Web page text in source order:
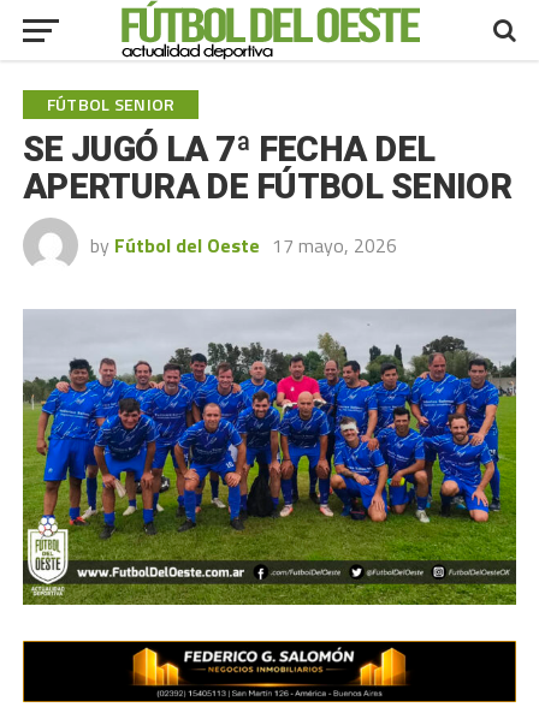
FÚTBOL SENIOR
SE JUGÓ LA 7ª FECHA DEL
APERTURA DE FÚTBOL SENIOR
by Fútbol del Oeste 17 mayo, 2026